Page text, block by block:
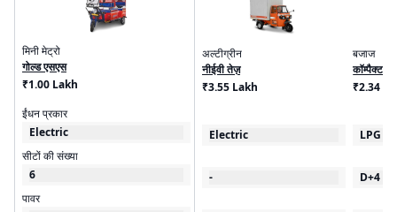
मिनी मेट्रो
गोल्ड एसएस
₹1.00 Lakh
ईंधन प्रकार
Electric
सीटों की संख्या
6
पावर
अल्टीग्रीन
नीईवी तेज़
₹3.55 Lakh
Electric
-
बजाज
कॉम्पैक्ट
₹2.34 -
LPG
D+4